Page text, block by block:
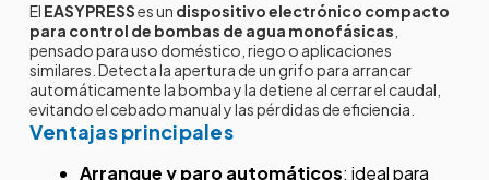
El EASYPRESSes un dispositivo electrónico compacto
para control de bombas de agua monofásicas
pensado para uso doméstico, riego o aplicaciones
similares. Detecta la apertura de un grifo para arrancar
automáticamente la bomba y la detiene al cerrar el caudal,
evitando el cebado manual y las pérdidas de eficiencia.
Ventajas principales
Arranque y paro automáticos: ideal para